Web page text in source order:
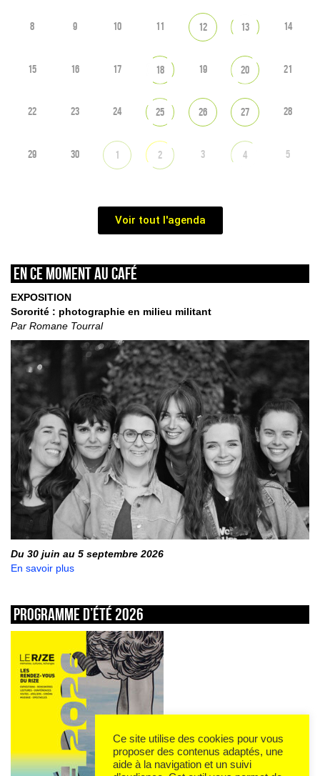
8 9 10 11 12 13 14
15 16 17 18 19 20 21
22 23 24 25 26 27 28
29 30 1 2 3 4 5
Voir tout l'agenda
En ce moment au café
EXPOSITION
Sororité : photographie en milieu militant
Par Romane Tourral
Du 30 juin au 5 septembre 2026
En savoir plus
Programme d’été 2026
Ce site utilise des cookies pour vous
proposer des contenus adaptés, une
aide à la navigation et un suivi